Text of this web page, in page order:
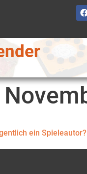
ein Spieleautor?